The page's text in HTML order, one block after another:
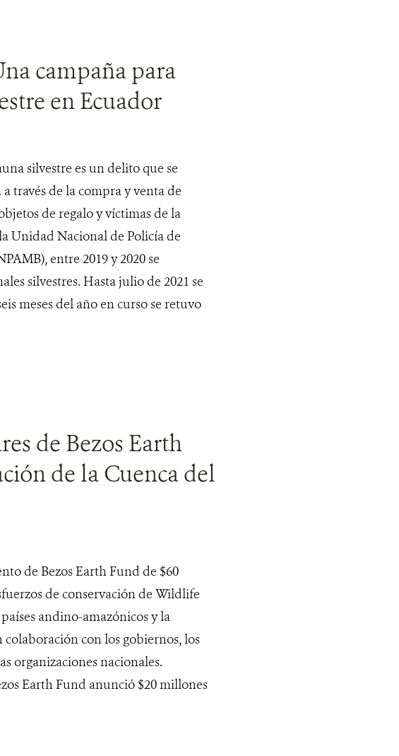
campaña para
en Ecuador
silvestre es un delito que se
través de la compra y venta de
de regalo y víctimas de la
Unidad Nacional de Policía de
entre 2019 y 2020 se
silvestres. Hasta julio de 2021 se
meses del año en curso se retuvo
de Bezos Earth
de la Cuenca del
de Bezos Earth Fund de $60
de conservación de Wildlife
andino-amazónicos y la
con los gobiernos, los
organizaciones nacionales.
Earth Fund anunció $20 millones